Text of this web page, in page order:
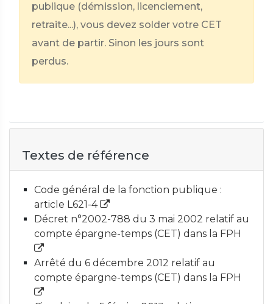
publique (démission, licenciement,
retraite...), vous devez solder votre CET
avant de partir. Sinon les jours sont
perdus.
Textes de référence
Code général de la fonction publique :
article L621-4
Décret n°2002-788 du 3 mai 2002 relatif au
compte épargne-temps (CET) dans la FPH
Arrêté du 6 décembre 2012 relatif au
compte épargne-temps (CET) dans la FPH